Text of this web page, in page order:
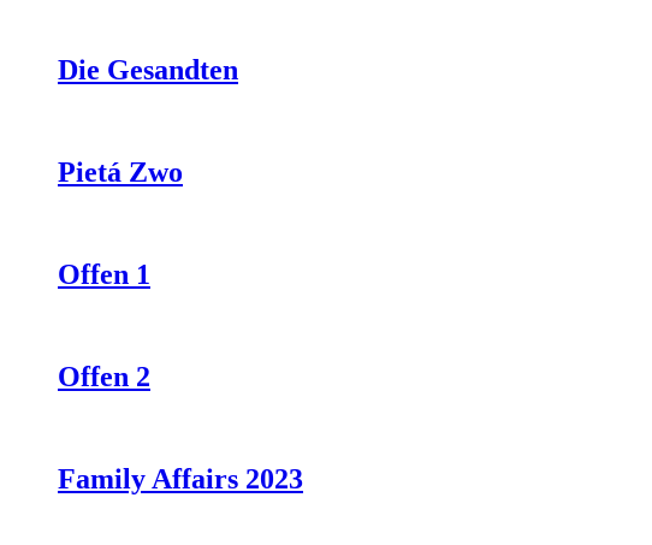
Die Gesandten
Pietá Zwo
Offen 1
Offen 2
Family Affairs 2023